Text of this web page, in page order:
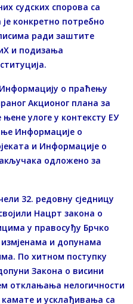
судских спорова са
конкретно потребно
ради заштите
и подизања
о праћењу
Акционог плана за
улоге у контексту ЕУ
Информације о
и Информације о
одложено за
32. редовну сједницу
Нацрт закона о
у правосуђу Брчко
и допунама
По хитном поступку
Закона о висини
отклањања нелогичности
и усклађивања са